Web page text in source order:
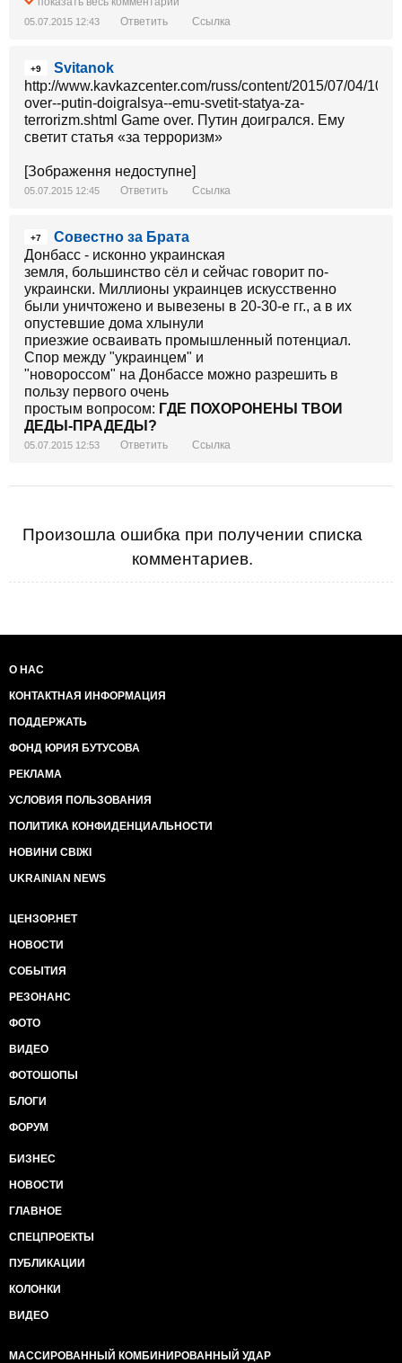
кормила ежедневно 11 миллионов человек -
время через Парвуса, Мюнценберга и
др. отправлял чемоданы золота за границу.
05.07.2015 12:43 Ответить Ссылка
+9
Svitanok
http://www.kavkazcenter.com/russ/content/2015/07/04/
over--putin-doigralsya--emu-svetit-statya-za-
terrorizm.shtml Game over. Путин доигрался. Ему
светит статья «за терроризм»
[Зображення недоступне]
05.07.2015 12:45 Ответить Ссылка
+7
Совестно за Брата
Донбасс - исконно украинская
земля, большинство сёл и сейчас говорит по-
украински. Миллионы украинцев искусственно
были уничтожено и вывезены в 20-30-е гг., а в их
опустевшие дома хлынули
приезжие осваивать промышленный потенциал.
Спор между "украинцем" и
"новороссом" на Донбассе можно разрешить в
пользу первого очень
простым вопросом: ГДЕ ПОХОРОНЕНЫ ТВОИ
ДЕДЫ-ПРАДЕДЫ?
05.07.2015 12:53 Ответить Ссылка
Произошла ошибка при получении списка
комментариев.
О НАС
КОНТАКТНАЯ ИНФОРМАЦИЯ
ПОДДЕРЖАТЬ
ФОНД ЮРИЯ БУТУСОВА
РЕКЛАМА
УСЛОВИЯ ПОЛЬЗОВАНИЯ
ПОЛИТИКА КОНФИДЕНЦИАЛЬНОСТИ
НОВИНИ СВІЖІ
UKRAINIAN NEWS
ЦЕНЗОР.НЕТ
НОВОСТИ
СОБЫТИЯ
РЕЗОНАНС
ФОТО
ВИДЕО
ФОТОШОПЫ
БЛОГИ
ФОРУМ
БИЗНЕС
НОВОСТИ
ГЛАВНОЕ
СПЕЦПРОЕКТЫ
ПУБЛИКАЦИИ
КОЛОНКИ
ВИДЕО
МАССИРОВАННЫЙ КОМБИНИРОВАННЫЙ УДАР